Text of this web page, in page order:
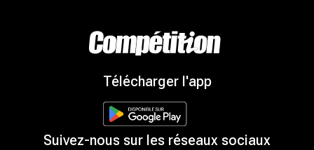
Télécharger l'app
Suivez-nous sur les réseaux sociaux